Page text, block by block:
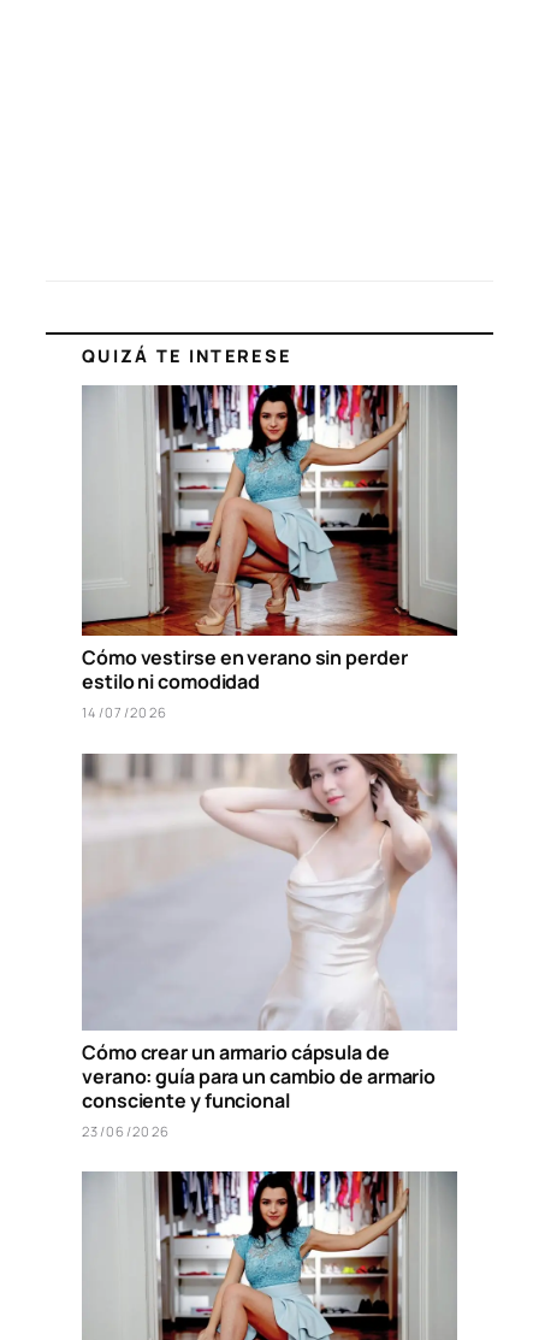
QUIZÁ TE INTERESE
Cómo vestirse en verano sin perder
estilo ni comodidad
14/07/2026
Cómo crear un armario cápsula de
verano: guía para un cambio de armario
consciente y funcional
23/06/2026